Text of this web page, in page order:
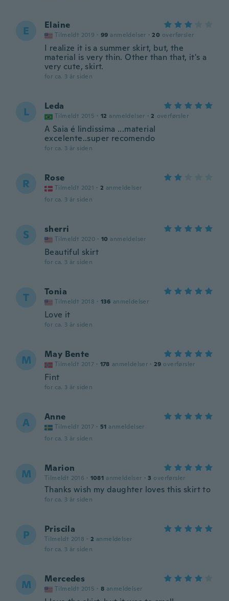
E Elaine
Tilmeldt 2019 · 99 anmeldelser · 20 overførsler
I realize it is a summer skirt, but, the
material is very thin. Other than that, it's a
very cute, skirt.
for ca. 3 år siden
L Leda
Tilmeldt 2015 · 12 anmeldelser · 2 overførsler
A Saia é lindissima ...material
excelente..super recomendo
for ca. 3 år siden
R Rose
Tilmeldt 2021 · 2 anmeldelser
for ca. 3 år siden
S sherri
Tilmeldt 2020 · 10 anmeldelser
Beautiful skirt
for ca. 3 år siden
T Tonia
Tilmeldt 2018 · 136 anmeldelser
Love it
for ca. 3 år siden
M May Bente
Tilmeldt 2017 · 178 anmeldelser · 29 overførsler
Fint
for ca. 3 år siden
A Anne
Tilmeldt 2017 · 51 anmeldelser
for ca. 3 år siden
M Marion
Tilmeldt 2016 · 1081 anmeldelser · 3 overførsler
Thanks wish my daughter loves this skirt to
for ca. 3 år siden
P Priscila
Tilmeldt 2018 · 2 anmeldelser
for ca. 3 år siden
M Mercedes
Tilmeldt 2015 · 8 anmeldelser